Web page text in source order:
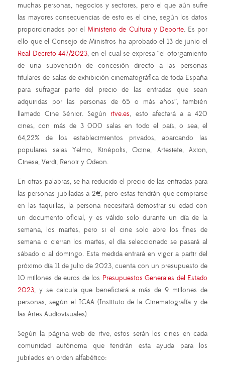
muchas personas, negocios y sectores, pero el que aún sufre
las mayores consecuencias de esto es el cine, según los datos
proporcionados por el Ministerio de Cultura y Deporte. Es por
ello que el Consejo de Ministros ha aprobado el 13 de junio el
Real Decreto 447/2023, en el cual se expresa “el otorgamiento
de una subvención de concesión directo a las personas
titulares de salas de exhibición cinematográfica de toda España
para sufragar parte del precio de las entradas que sean
adquiridas por las personas de 65 o más años”, también
llamado Cine Sénior. Según rtve.es, esto afectará a a 420
cines, con más de 3 000 salas en todo el país, o sea, el
64,22% de los establecimientos privados, abarcando las
populares salas Yelmo, Kinépolis, Ocine, Artesiete, Axion,
Cinesa, Verdi, Renoir y Odeon.
En otras palabras, se ha reducido el precio de las entradas para
las personas jubiladas a 2€, pero estas tendrán que comprarse
en las taquillas, la persona necesitará demostrar su edad con
un documento oficial, y es válido solo durante un día de la
semana, los martes, pero si el cine solo abre los fines de
semana o cierran los martes, el día seleccionado se pasará al
sábado o al domingo. Esta medida entrará en vigor a partir del
próximo día 11 de julio de 2023, cuenta con un presupuesto de
10 millones de euros de los Presupuestos Generales del Estado
2023, y se calcula que beneficiará a más de 9 millones de
personas, según el ICAA (Instituto de la Cinematografía y de
las Artes Audiovisuales).
Según la página web de rtve, estos serán los cines en cada
comunidad autónoma que tendrán esta ayuda para los
jubilados en orden alfabético: